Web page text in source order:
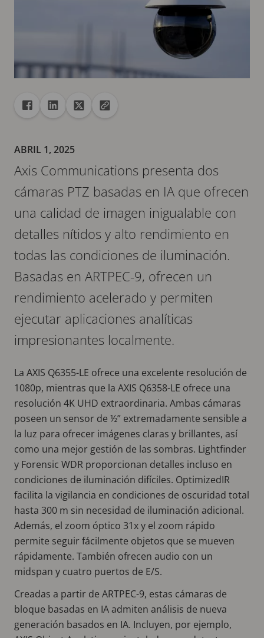
Recurso compartido
Compartir en Facebook
Compartir en Linkedin
Compartir en X
Copiar la url en el portapapeles
ABRIL 1, 2025
Axis Communications presenta dos
cámaras PTZ basadas en IA que ofrecen
una calidad de imagen inigualable con
detalles nítidos y alto rendimiento en
todas las condiciones de iluminación.
Basadas en ARTPEC-9, ofrecen un
rendimiento acelerado y permiten
ejecutar aplicaciones analíticas
impresionantes localmente.
La AXIS Q6355-LE ofrece una excelente resolución de
1080p, mientras que la AXIS Q6358-LE ofrece una
resolución 4K UHD extraordinaria. Ambas cámaras
poseen un sensor de ½” extremadamente sensible a
la luz para ofrecer imágenes claras y brillantes, así
como una mejor gestión de las sombras. Lightfinder
y Forensic WDR proporcionan detalles incluso en
condiciones de iluminación difíciles. OptimizedIR
facilita la vigilancia en condiciones de oscuridad total
hasta 300 m sin necesidad de iluminación adicional.
Además, el zoom óptico 31x y el zoom rápido
permite seguir fácilmente objetos que se mueven
rápidamente. También ofrecen audio con un
midspan y cuatro puertos de E/S.
Creadas a partir de ARTPEC-9, estas cámaras de
bloque basadas en IA admiten análisis de nueva
generación basados en IA. Incluyen, por ejemplo,